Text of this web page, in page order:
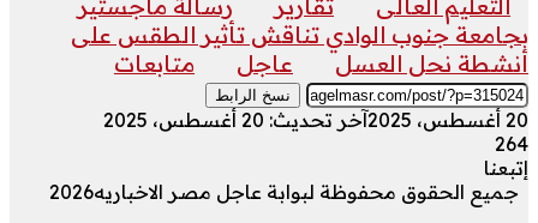
التعليم العالى
تقارير
رسالة ماجستير
بجامعة جنوب الوادي تناقش تأثير الطقس على
أنشطة نحل العسل
عاجل متابعات
نسخ الرابط
20 أغسطس، 2025
آخر تحديث: 20 أغسطس، 2025
264
إتبعنا
جميع الحقوق محفوظة لبوابة عاجل مصر الاخباريه2026